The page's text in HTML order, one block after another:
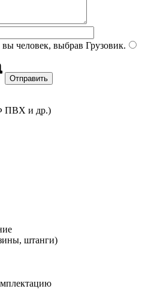
человек, выбрав Грузовик.
ПВХ и др.)
штанги)